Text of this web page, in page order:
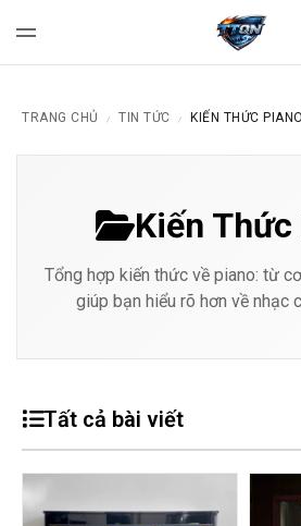
TRANG CHỦ / TIN TỨC / KIẾN THỨC PIANO
Kiến
Tổng hợp kiến thức về piano: từ
giúp bạn hiểu rõ hơn về nhạc
Tất cả bài viết